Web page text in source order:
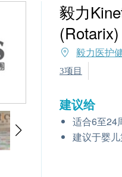
毅力
毅力医护
3项目
建议给
适合6至24
建议于婴